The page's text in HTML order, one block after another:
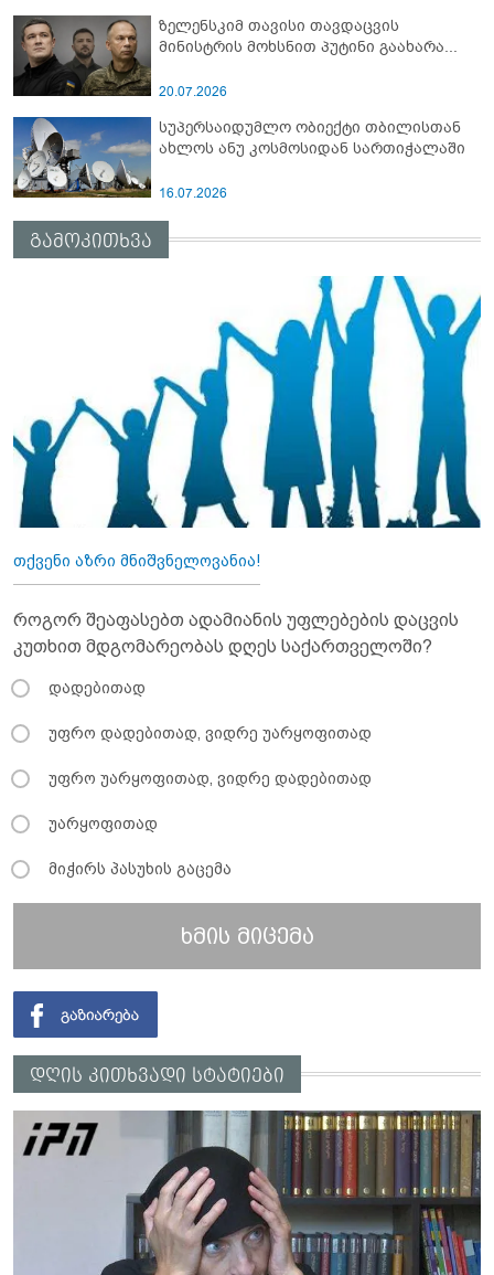
ზელენსკიმ თავისი თავდაცვის
მინისტრის მოხსნით პუტინი გაახარა...
20.07.2026
სუპერსაიდუმლო ობიექტი თბილისთან
ახლოს ანუ კოსმოსიდან სართიჭალაში
16.07.2026
გამოკითხვა
თქვენი აზრი მნიშვნელოვანია!
როგორ შეაფასებთ ადამიანის უფლებების დაცვის
კუთხით მდგომარეობას დღეს საქართველოში?
დადებითად
უფრო დადებითად, ვიდრე უარყოფითად
უფრო უარყოფითად, ვიდრე დადებითად
უარყოფითად
მიჭირს პასუხის გაცემა
ხმის მიცემა
დღის კითხვადი სტატიები